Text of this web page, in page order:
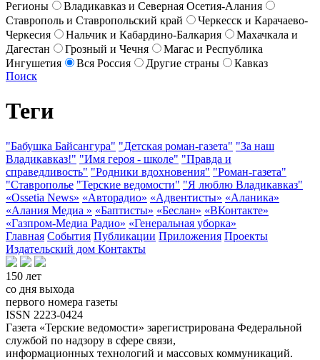
Регионы
Владикавказ и Северная Осетия-Алания
Ставрополь и Ставропольский край
Черкесск и Карачаево-
Черкесия
Нальчик и Кабардино-Балкария
Махачкала и
Дагестан
Грозный и Чечня
Магас и Республика
Ингушетия
Вся Россия Другие страны
Кавказ
Поиск
Теги
"Бабушка Байсангура" "Детская роман-газета" "За наш
Владикавказ!" "Имя героя - школе" "Правда и
справедливость" "Родники вдохновения" "Роман-газета"
"Ставрополье "Терские ведомости" "Я люблю Владикавказ"
«Ossetia News» «Авторадио» «Адвентисты» «Аланика»
«Алания Медиа » «Баптисты» «Беслан» «ВКонтакте»
«Газпром-Медиа Радио» «Генеральная уборка»
Главная События Публикации Приложения Проекты
Издательский дом Контакты
150 лет
со дня выхода
первого номера газеты
ISSN 2223-0424
Газета «Терские ведомости» зарегистрирована Федеральной
службой по надзору в сфере связи,
информационных технологий и массовых коммуникаций.